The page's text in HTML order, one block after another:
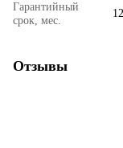
Гарантийный
срок, мес.
12
Отзывы